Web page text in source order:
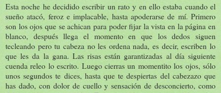
Esta noche he decidido escribir un rato y en ello estaba cuando el
sueño atacó, feroz e implacable, hasta apoderarse de mí. Primero
son los ojos que se achican para poder fijar la vista en la página en
blanco, después llega el momento en que los dedos siguen
tecleando pero tu cabeza no les ordena nada, es decir, escriben lo
que les da la gana. Las risas están garantizadas al día siguiente
cuenda releo lo escrito. Luego cierras un momentito los ojos, sólo
unos segundos te dices, hasta que te despiertas del cabezazo que
has dado, con dolor de cuello y sensación de desconcierto, como